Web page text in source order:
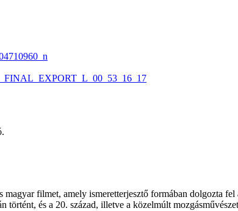
magyar filmet, amely ismeretterjesztő formában dolgozta
történt, és a 20. század, illetve a közelmúlt